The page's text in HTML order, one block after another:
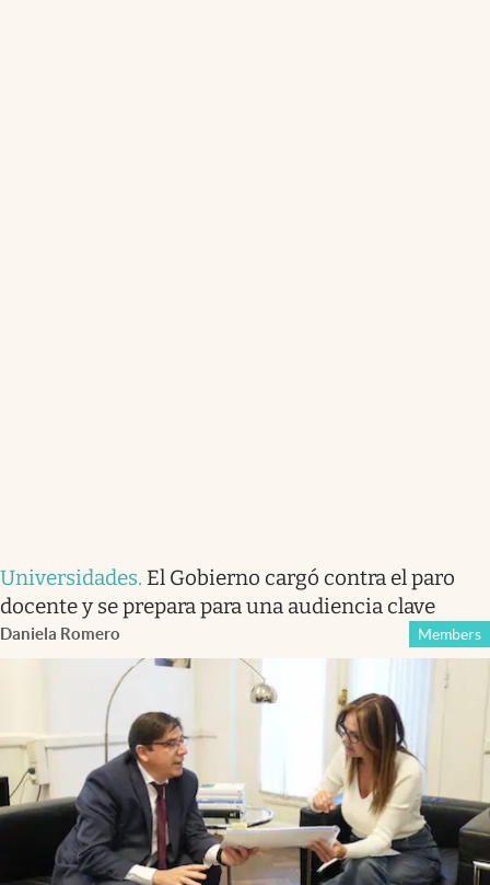
Universidades. El Gobierno cargó contra el paro
docente y se prepara para una audiencia clave
Daniela Romero Members